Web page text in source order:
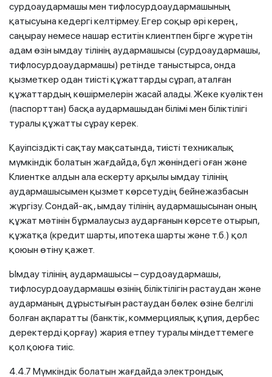
сурдоаудармашы мен тифлосурдоаудармашының
қатысуына кедергі келтірмеу. Егер соқыр әрі керең,
саңырау немесе нашар еститін клиентпен бірге жүретін
адам өзін ымдау тілінің аудармашысы (сурдоаудармашы,
тифлосурдоаудармашы) ретінде таныстырса, онда
қызметкер одан тиісті құжаттарды сұрап, аталған
құжаттардың көшірмелерін жасай алады. Жеке куәліктен
(паспорттан) басқа аудармашыдан білімі мен біліктілігі
туралы құжатты сұрау керек.
Қауіпсіздікті сақтау мақсатында, тиісті техникалық
мүмкіндік болатын жағдайда, бұл жөніндегі оған және
Клиентке алдын ала ескерту арқылы ымдау тілінің
аудармашысымен қызмет көрсетудің бейнежазбасын
жүргізу. Сондай-ақ, ымдау тілінің аудармашысынан оның
құжат мәтінін бұрмалаусыз аударғанын көрсете отырып,
құжатқа (кредит шарты, ипотека шарты және т.б.) қол
қоюын өтіну қажет.
Ымдау тілінің аудармашысы – сурдоаудармашы,
тифлосурдоаудармашы өзінің біліктілігін растаудан және
аударманың дұрыстығын растаудан бөлек өзіне белгілі
болған ақпаратты (банктік, коммерциялық құпия, дербес
деректерді қорғау) жария етпеу туралы міндеттемеге
қол қоюға тиіс.
4.4.7 Мүмкіндік болатын жағдайда электрондық